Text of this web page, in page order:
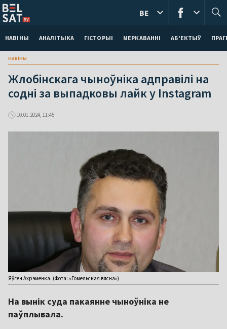
НАВІНЫ АНАЛІТЫКА ГІСТОРЫІ МЕРКАВАННI АБ'ЕКТЫЎ
BE
навіны
Жлобінскага чыноўніка адправілі на
содні за выпадковы лайк у Instagram
10.01.2024, 11:45
Яўген Ахрэменка. (Фота: «Гомельская вясна»)
На вынік суда пакаянне чыноўніка не
паўплывала.